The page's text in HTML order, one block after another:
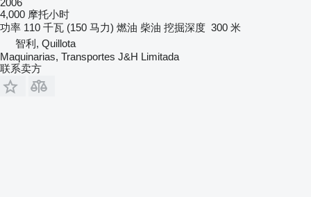
2006
4,000 摩托小时
功率 110 千瓦 (150 马力) 燃油 柴油 挖掘深度 300 米
智利, Quillota
Maquinarias, Transportes J&H Limitada
联系卖方